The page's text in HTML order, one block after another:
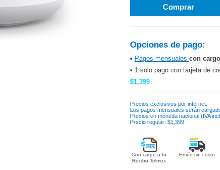
Opciones de pago:
• Pagos mensuales con
• 1 solo pago con tarjeta de
$1,399
Precios exclusivos por internet.
Los pagos mensuales serán
Precios en moneda nacional (IVA
Precio regular: $1,399
Con cargo a tu
Recibo Telmex
Envío sin costo